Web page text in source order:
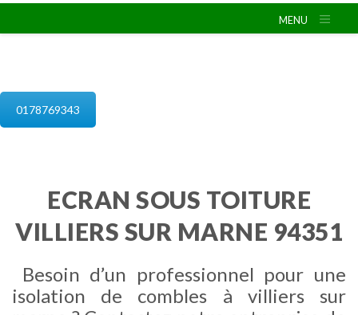
MENU
0178769343
ECRAN SOUS TOITURE
VILLIERS SUR MARNE 94351
Besoin d’un professionnel pour une
isolation de combles à villiers sur